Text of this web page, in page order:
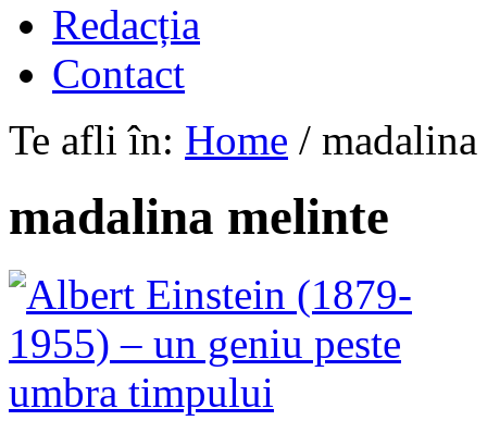
Redacția
Contact
Te afli în: Home /
madalina melinte